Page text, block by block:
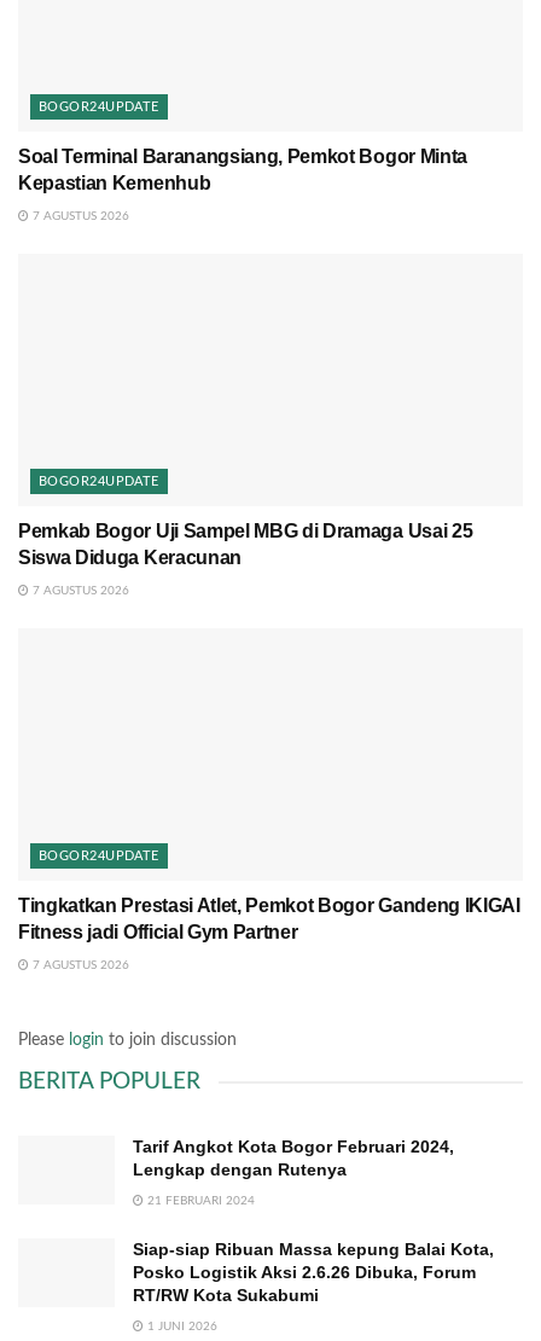
BOGOR24UPDATE
Soal Terminal Baranangsiang, Pemkot Bogor Minta
Kepastian Kemenhub
7 AGUSTUS 2026
BOGOR24UPDATE
Pemkab Bogor Uji Sampel MBG di Dramaga Usai 25
Siswa Diduga Keracunan
7 AGUSTUS 2026
BOGOR24UPDATE
Tingkatkan Prestasi Atlet, Pemkot Bogor Gandeng IKIGAI
Fitness jadi Official Gym Partner
7 AGUSTUS 2026
Please login to join discussion
BERITA POPULER
Tarif Angkot Kota Bogor Februari 2024,
Lengkap dengan Rutenya
21 FEBRUARI 2024
Siap-siap Ribuan Massa kepung Balai Kota,
Posko Logistik Aksi 2.6.26 Dibuka, Forum
RT/RW Kota Sukabumi
1 JUNI 2026